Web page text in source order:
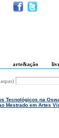
arte&ação
Tecnológicos na
Mestrado em Artes